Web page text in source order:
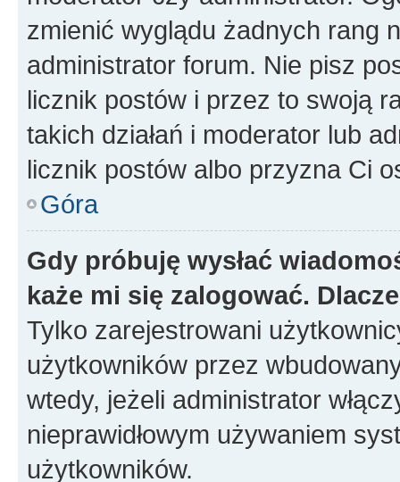
zmienić wyglądu żadnych rang
administrator forum. Nie pisz
licznik postów i przez to swoją
takich działań i moderator lub
licznik postów albo przyzna Ci
Góra
Gdy próbuję wysłać
każe mi się zalogować.
Tylko zarejestrowani
użytkowników przez
wtedy, jeżeli administrator
nieprawidłowym używaniem
użytkowników.